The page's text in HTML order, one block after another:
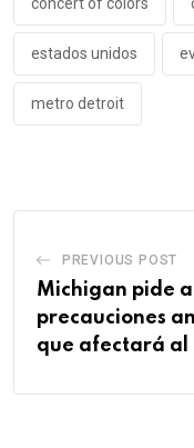
estados unidos
metro detroit
PREVIOUS POST
Michigan pide
precauciones
que afectará al